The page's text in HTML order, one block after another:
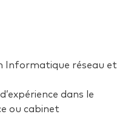
Informatique réseau et
dans le
ou cabinet